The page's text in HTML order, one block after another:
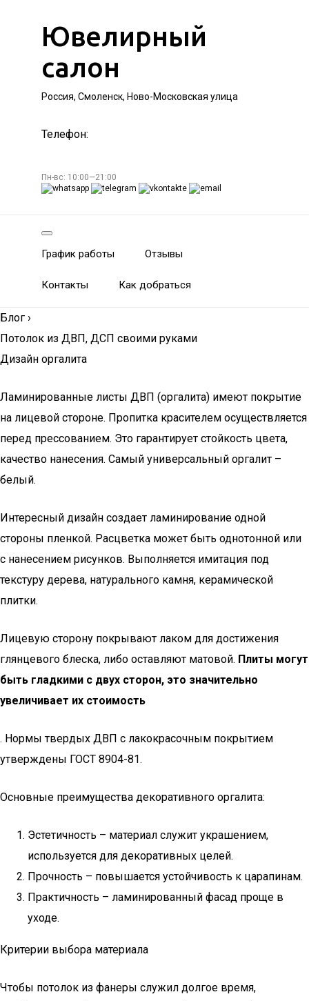
Ювелирный
салон
Россия, Смоленск, Ново-Московская улица
Телефон:
Пн-вс: 10:00—21:00
График работы Отзывы
Контакты Как добраться
Блог ›
Потолок из ДВП, ДСП своими руками
Дизайн оргалита
Ламинированные листы ДВП (оргалита) имеют покрытие
на лицевой стороне. Пропитка красителем осуществляется
перед прессованием. Это гарантирует стойкость цвета,
качество нанесения. Самый универсальный оргалит –
белый.
Интересный дизайн создает ламинирование одной
стороны пленкой. Расцветка может быть однотонной или
с нанесением рисунков. Выполняется имитация под
текстуру дерева, натурального камня, керамической
плитки.
Лицевую сторону покрывают лаком для достижения
глянцевого блеска, либо оставляют матовой. Плиты могут
быть гладкими с двух сторон, это значительно
увеличивает их стоимость
. Нормы твердых ДВП с лакокрасочным покрытием
утверждены ГОСТ 8904-81.
Основные преимущества декоративного оргалита:
Эстетичность – материал служит украшением,
используется для декоративных целей.
Прочность – повышается устойчивость к царапинам.
Практичность – ламинированный фасад проще в
уходе.
Критерии выбора материала
Чтобы потолок из фанеры служил долгое время,